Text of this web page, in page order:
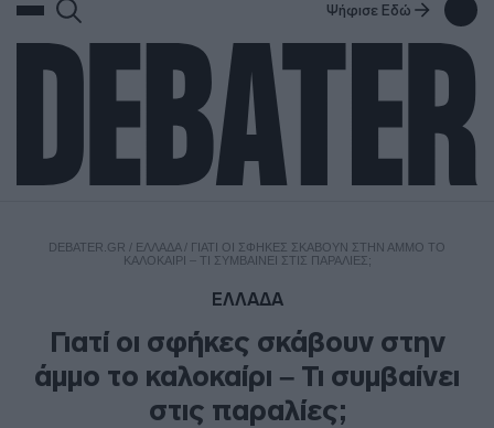
Ψήφισε Εδώ
DEBATER.GR / ΕΛΛΑΔΑ/ ΓΙΑΤΊ ΟΙ ΣΦΉΚΕΣ ΣΚΆΒΟΥΝ ΣΤΗΝ ΆΜΜΟ ΤΟ
ΚΑΛΟΚΑΊΡΙ – ΤΙ ΣΥΜΒΑΊΝΕΙ ΣΤΙΣ ΠΑΡΑΛΊΕΣ;
ΕΛΛΑΔΑ
Γιατί οι σφήκες σκάβουν στην
άμμο το καλοκαίρι – Τι συμβαίνει
στις παραλίες;